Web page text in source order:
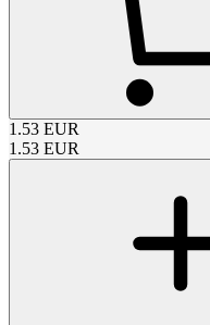
1.53 EUR
1.53 EUR